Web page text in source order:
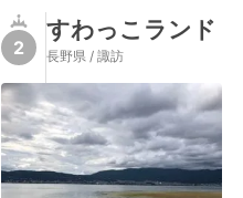
2
すわっこランド
長野県 / 諏訪